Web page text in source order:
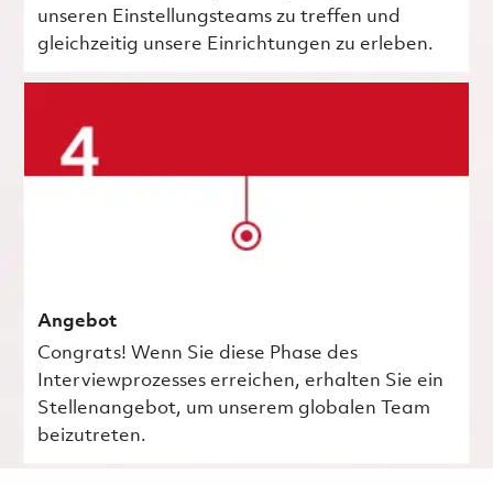
unseren Einstellungsteams zu treffen und
gleichzeitig unsere Einrichtungen zu erleben.
Angebot
Congrats! Wenn Sie diese Phase des
Interviewprozesses erreichen, erhalten Sie ein
Stellenangebot, um unserem globalen Team
beizutreten.